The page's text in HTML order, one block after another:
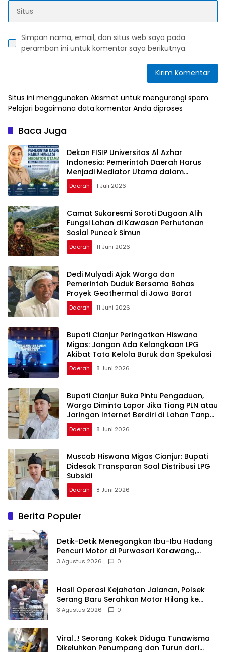
Simpan nama, email, dan situs web saya pada
peramban ini untuk komentar saya berikutnya.
Situs ini menggunakan Akismet untuk mengurangi spam.
Pelajari bagaimana data komentar Anda diproses
Baca Juga
Dekan FISIP Universitas Al Azhar
Indonesia: Pemerintah Daerah Harus
Menjadi Mediator Utama dalam
Pengembangan Geotermal
Daerah 1 Juli 2026
Camat Sukaresmi Soroti Dugaan Alih
Fungsi Lahan di Kawasan Perhutanan
Sosial Puncak Simun
Daerah 11 Juni 2026
Dedi Mulyadi Ajak Warga dan
Pemerintah Duduk Bersama Bahas
Proyek Geothermal di Jawa Barat
Daerah 11 Juni 2026
Bupati Cianjur Peringatkan Hiswana
Migas: Jangan Ada Kelangkaan LPG
Akibat Tata Kelola Buruk dan Spekulasi
Daerah 8 Juni 2026
Bupati Cianjur Buka Pintu Pengaduan,
Warga Diminta Lapor Jika Tiang PLN atau
Jaringan Internet Berdiri di Lahan Tanpa
Persetujuan
Daerah 8 Juni 2026
Muscab Hiswana Migas Cianjur: Bupati
Didesak Transparan Soal Distribusi LPG
Subsidi
Daerah 8 Juni 2026
Berita Populer
Detik-Detik Menegangkan Ibu-Ibu Hadang
Pencuri Motor di Purwasari Karawang,
Pelaku Lolos di Tengah Keramaian!
3 Agustus 2026 0
Hasil Operasi Kejahatan Jalanan, Polsek
Serang Baru Serahkan Motor Hilang ke
Pemilik
3 Agustus 2026 0
Viral…! Seorang Kakek Diduga Tunawisma
Dikeluhkan Penumpang dan Turun dari